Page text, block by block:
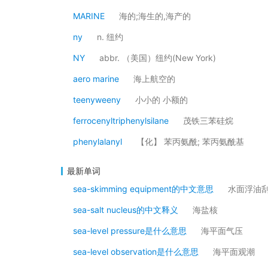
MARINE 海的;海生的,海产的
ny n. 纽约
NY abbr. （美国）纽约(New York)
aero marine 海上航空的
teenyweeny 小小的 小额的
ferrocenyltriphenylsilane 茂铁三苯硅烷
phenylalanyl 【化】 苯丙氨酰; 苯丙氨酰基
最新单词
sea-skimming equipment的中文意思
水面浮油
sea-salt nucleus的中文释义 海盐核
sea-level pressure是什么意思 海平面气压
sea-level observation是什么意思 海平面观潮